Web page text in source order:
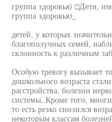
группа здоровья) □Дети,
группа здоровья)_
детей, у которых
благополучных семей,
склонность к различным
Особую тревогу вызывает
дошкольного возраста
расстройства, болезни
системы. Кроме того,
то есть резко снизился
некоторым классам